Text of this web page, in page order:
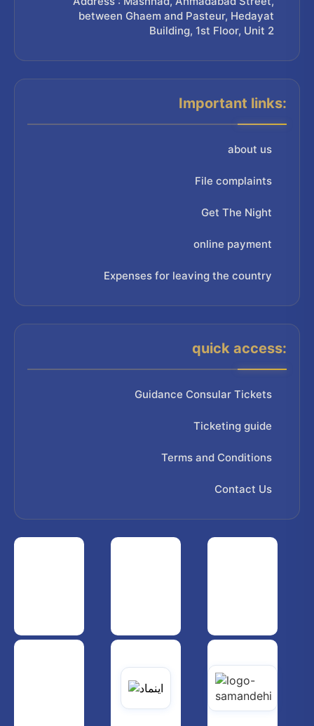
between Ghaem and Pasteur, Hedayat
Building, 1st Floor, Unit 2
Important links:
about us
File complaints
Get The Night
online payment
Expenses for leaving the country
quick access:
Guidance Consular Tickets
Ticketing guide
Terms and Conditions
Contact Us